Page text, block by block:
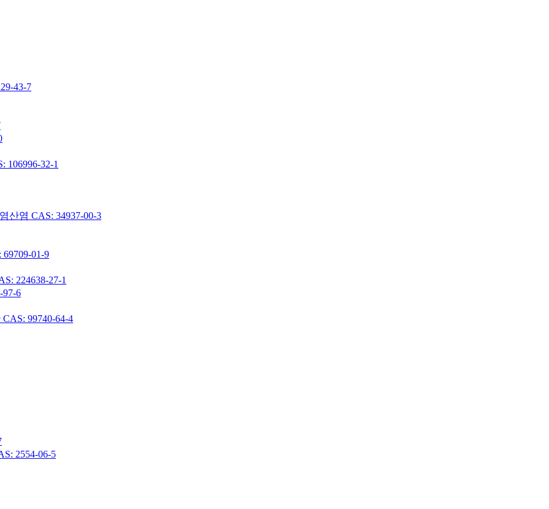
43-7
106996-32-1
산염 CAS: 34937-00-3
01-9
224638-27-1
6
99740-64-4
2554-06-5